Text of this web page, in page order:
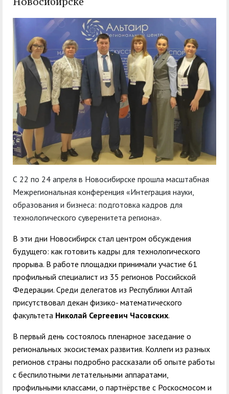
С 22 по 24 апреля в Новосибирске прошла масштабная
Межрегиональная конференция «Интеграция науки,
образования и бизнеса: подготовка кадров для
технологического суверенитета региона».
В эти дни Новосибирск стал центром обсуждения
будущего: как готовить кадры для технологического
прорыва. В работе площадки принимали участие 61
профильный специалист из 35 регионов Российской
Федерации. Среди делегатов из Республики Алтай
присутствовал декан физико- математического
факультета Николай Сергеевич Часовских.
В первый день состоялось пленарное заседание о
региональных экосистемах развития. Коллеги из разных
регионов страны подробно рассказали об опыте работы
с беспилотными летательными аппаратами,
профильными классами, о партнёрстве с Роскосмосом и